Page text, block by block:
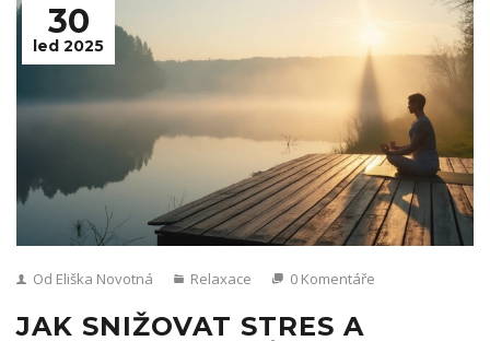
30
led 2025
Od Eliška Novotná Relaxace 0 Komentáře
JAK SNIŽOVAT STRES A